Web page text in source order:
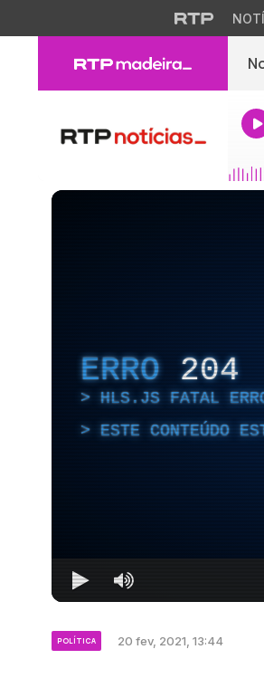
ERRO 204
HLS.JS FATAL
ESTE CONTEÚDO
POLÍTICA 20 fev, 2021, 13:44